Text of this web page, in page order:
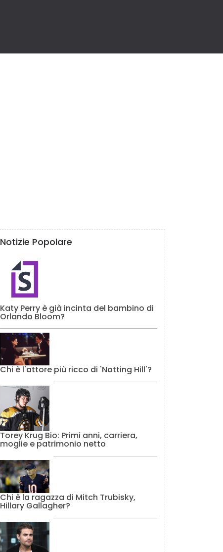
Notizie Popolare
Katy Perry è già incinta del bambino di
Orlando Bloom?
Chi è l'attore più ricco di 'Notting Hill'?
Torey Krug Bio: Primi anni, carriera,
moglie e patrimonio netto
Chi è la ragazza di Mitch Trubisky,
Hillary Gallagher?